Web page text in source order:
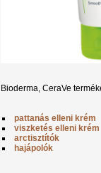
Bioderma, CeraVe
pattanás elleni krém
viszketés elleni krém
arctisztítók
hajápolók